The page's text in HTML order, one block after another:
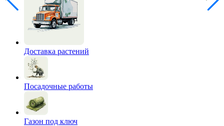
Доставка растений
Посадочные работы
Газон под ключ